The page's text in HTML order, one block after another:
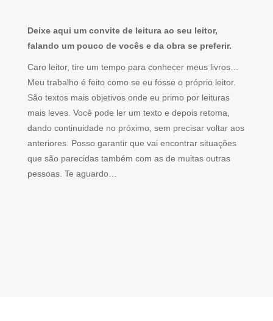
Deixe aqui um convite de leitura ao seu leitor,
falando um pouco de vocês e da obra se preferir.
Caro leitor, tire um tempo para conhecer meus livros…
Meu trabalho é feito como se eu fosse o próprio leitor.
São textos mais objetivos onde eu primo por leituras
mais leves. Você pode ler um texto e depois retoma,
dando continuidade no próximo, sem precisar voltar aos
anteriores. Posso garantir que vai encontrar situações
que são parecidas também com as de muitas outras
pessoas. Te aguardo…